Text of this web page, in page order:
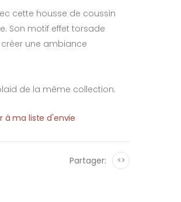
cette housse de coussin
Son motif effet torsade
une ambiance
de la même collection.
à ma liste d'envie
Partager: <>